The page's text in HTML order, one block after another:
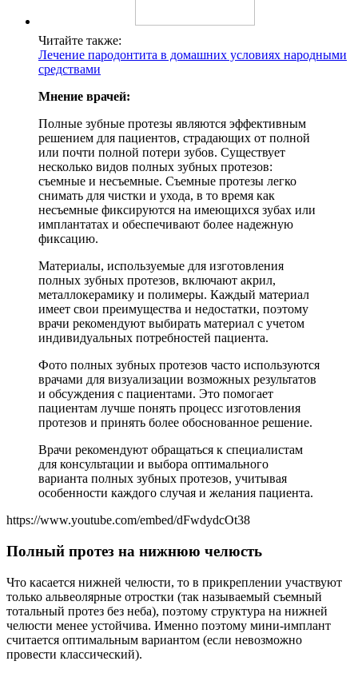
Читайте также:
Лечение пародонтита в домашних условиях народными
средствами
Мнение врачей:
Полные зубные протезы являются эффективным
решением для пациентов, страдающих от полной
или почти полной потери зубов. Существует
несколько видов полных зубных протезов:
съемные и несъемные. Съемные протезы легко
снимать для чистки и ухода, в то время как
несъемные фиксируются на имеющихся зубах или
имплантатах и обеспечивают более надежную
фиксацию.
Материалы, используемые для изготовления
полных зубных протезов, включают акрил,
металлокерамику и полимеры. Каждый материал
имеет свои преимущества и недостатки, поэтому
врачи рекомендуют выбирать материал с учетом
индивидуальных потребностей пациента.
Фото полных зубных протезов часто используются
врачами для визуализации возможных результатов
и обсуждения с пациентами. Это помогает
пациентам лучше понять процесс изготовления
протезов и принять более обоснованное решение.
Врачи рекомендуют обращаться к специалистам
для консультации и выбора оптимального
варианта полных зубных протезов, учитывая
особенности каждого случая и желания пациента.
https://www.youtube.com/embed/dFwdydcOt38
Полный протез на нижнюю челюсть
Что касается нижней челюсти, то в прикреплении участвуют
только альвеолярные отростки (так называемый съемный
тотальный протез без неба), поэтому структура на нижней
челюсти менее устойчива. Именно поэтому мини-имплант
считается оптимальным вариантом (если невозможно
провести классический).